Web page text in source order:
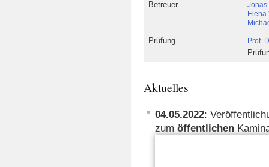
Betreuer
Jonas
Elena
Prüfung
Prof.
Aktuelles
04.05.2022:
zumöffentlichen